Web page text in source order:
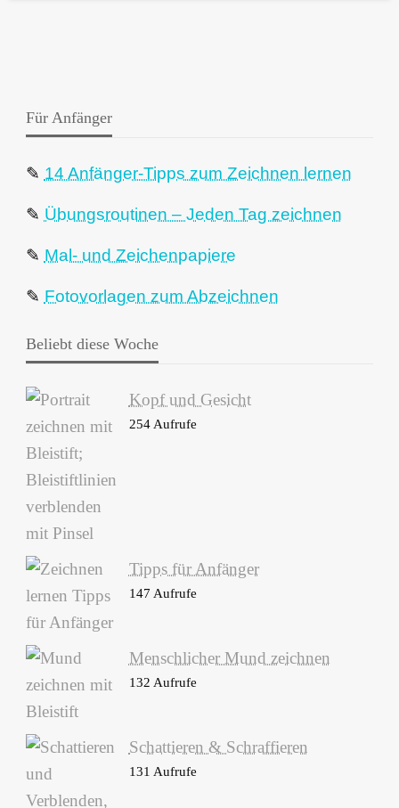
Für Anfänger
✎ 14 Anfänger-Tipps zum Zeichnen lernen
✎ Übungsroutinen – Jeden Tag zeichnen
✎ Mal- und Zeichenpapiere
✎ Fotovorlagen zum Abzeichnen
Beliebt diese Woche
Kopf und Gesicht
254 Aufrufe
Tipps für Anfänger
147 Aufrufe
Menschlicher Mund zeichnen
132 Aufrufe
Schattieren & Schraffieren
131 Aufrufe